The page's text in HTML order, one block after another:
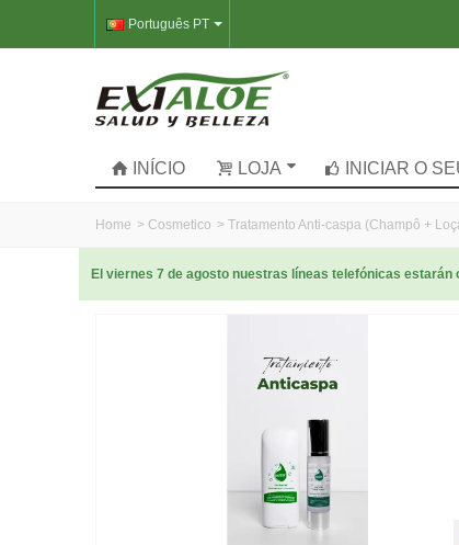
Português PT
INÍCIO LOJA INICIAR O
Home > Cosmetico > Tratamento Anti-caspa (Champô +
El viernes 7 de agosto nuestras líneas telefónicas